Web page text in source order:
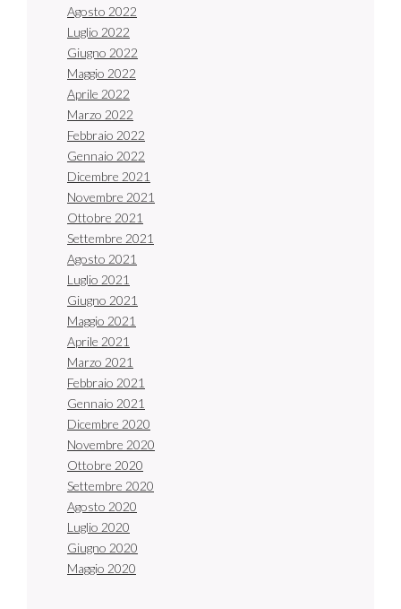
Agosto 2022
Luglio 2022
Giugno 2022
Maggio 2022
Aprile 2022
Marzo 2022
Febbraio 2022
Gennaio 2022
Dicembre 2021
Novembre 2021
Ottobre 2021
Settembre 2021
Agosto 2021
Luglio 2021
Giugno 2021
Maggio 2021
Aprile 2021
Marzo 2021
Febbraio 2021
Gennaio 2021
Dicembre 2020
Novembre 2020
Ottobre 2020
Settembre 2020
Agosto 2020
Luglio 2020
Giugno 2020
Maggio 2020